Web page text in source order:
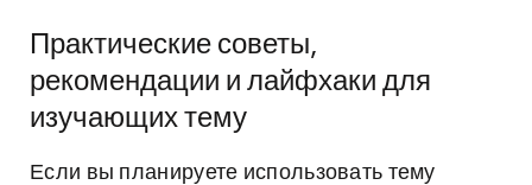
Практические советы,
рекомендации и лайфхаки для
изучающих тему
Если вы планируете использовать тему